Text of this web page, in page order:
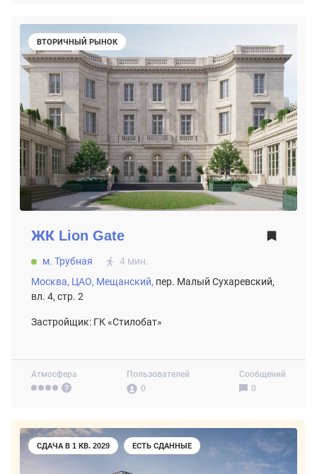
ВТОРИЧНЫЙ РЫНОК
Атмосфера
Пользователей
0
Сообщений
0
ЖК Lion Gate
м. Трубная
4 мин.
Москва, ЦАО, Мещанский, пер. Малый Сухаревский,
вл. 4, стр. 2
Застройщик: ГК «Стилобат»
СДАЧА В 1 КВ. 2029 ЕСТЬ СДАННЫЕ